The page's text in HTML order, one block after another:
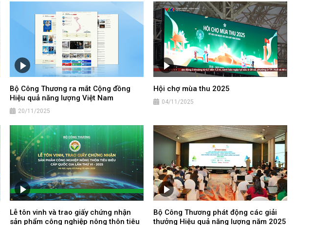
Bộ Công Thương ra mắt Cộng đồng
Hiệu quả năng lượng Việt Nam
20/11/2025
Hội chợ mùa thu 2025
04/11/2025
Lễ tôn vinh và trao giấy chứng nhận
sản phẩm công nghiệp nông thôn tiêu
Bộ Công Thương phát động các giải
thưởng Hiệu quả năng lượng năm 2025